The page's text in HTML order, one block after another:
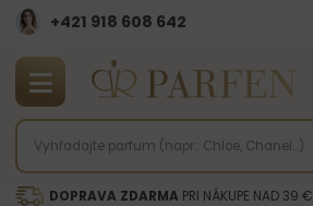
+421 918 608 642‬
DOPRAVA ZDARMA PRI NÁKUPE NAD 39 €